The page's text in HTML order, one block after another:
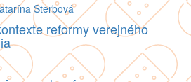
Šterbová
reformy verejného